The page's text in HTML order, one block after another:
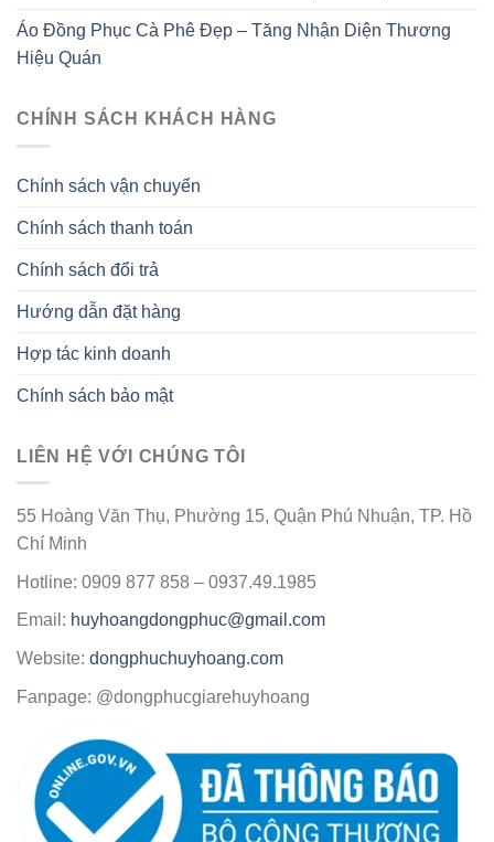
Áo Đồng Phục Cà Phê Đẹp – Tăng Nhận Diện Thương
Hiệu Quán
CHÍNH SÁCH KHÁCH HÀNG
Chính sách vận chuyển
Chính sách thanh toán
Chính sách đổi trả
Hướng dẫn đặt hàng
Hợp tác kinh doanh
Chính sách bảo mật
LIÊN HỆ VỚI CHÚNG TÔI
55 Hoàng Văn Thụ, Phường 15, Quận Phú Nhuận, TP. Hồ
Chí Minh
Hotline: 0909 877 858 – 0937.49.1985
Email: huyhoangdongphuc@gmail.com
Website: dongphuchuyhoang.com
Fanpage: @dongphucgiarehuyhoang